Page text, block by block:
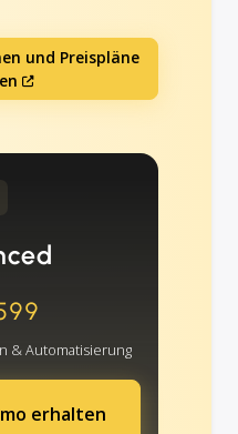
und Preispläne
& Automatisierung
erhalten